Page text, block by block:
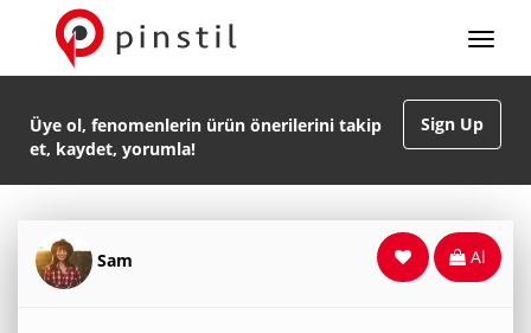
Sign Up
Üye ol, fenomenlerin ürün önerilerini takip
et, kaydet, yorumla!
Sam Al